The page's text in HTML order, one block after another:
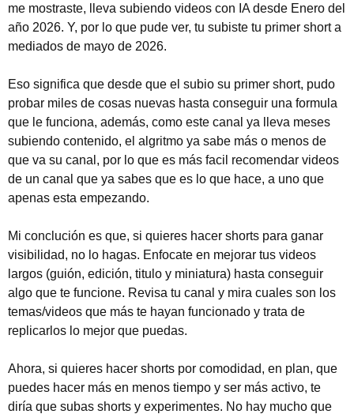
me mostraste, lleva subiendo videos con IA desde Enero del
año 2026. Y, por lo que pude ver, tu subiste tu primer short a
mediados de mayo de 2026.
Eso significa que desde que el subio su primer short, pudo
probar miles de cosas nuevas hasta conseguir una formula
que le funciona, además, como este canal ya lleva meses
subiendo contenido, el algritmo ya sabe más o menos de
que va su canal, por lo que es más facil recomendar videos
de un canal que ya sabes que es lo que hace, a uno que
apenas esta empezando.
Mi conclución es que, si quieres hacer shorts para ganar
visibilidad, no lo hagas. Enfocate en mejorar tus videos
largos (guión, edición, titulo y miniatura) hasta conseguir
algo que te funcione. Revisa tu canal y mira cuales son los
temas/videos que más te hayan funcionado y trata de
replicarlos lo mejor que puedas.
Ahora, si quieres hacer shorts por comodidad, en plan, que
puedes hacer más en menos tiempo y ser más activo, te
diría que subas shorts y experimentes. No hay mucho que